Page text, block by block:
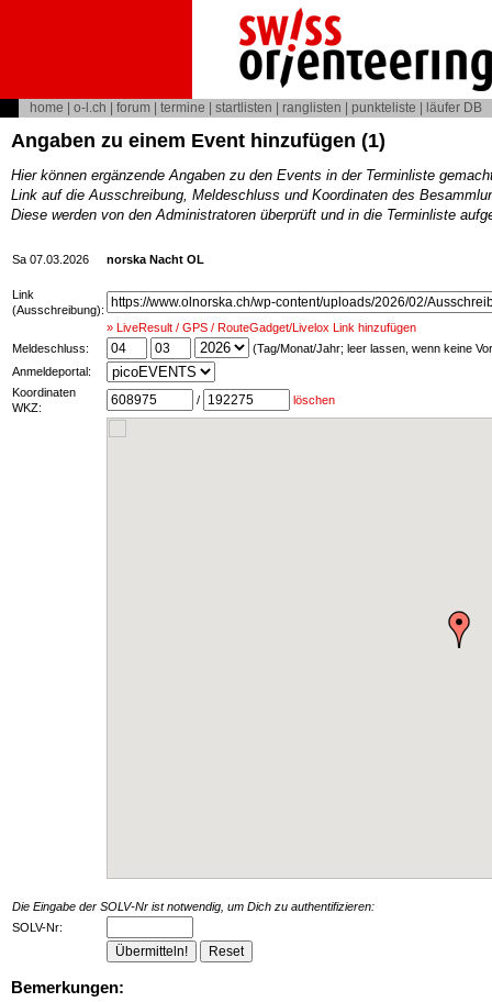
home o-l.ch forum termine startlisten ranglisten punkteliste läufer DB
Angaben zu einem Event hinzufügen (1)
Hier können ergänzende Angaben zu den Events in der Terminliste
Link auf die Ausschreibung, Meldeschluss und Koordinaten des
Diese werden von den Administratoren überprüft und in die Terminliste
Sa 07.03.2026 norska Nacht OL
Link
(Ausschreibung):
» LiveResult / GPS / RouteGadget/Livelox Link hinzufügen
Meldeschluss:
(Tag/Monat/Jahr; leer lassen, wenn keine
Anmeldeportal:
Koordinaten
WKZ:
/ löschen
Die Eingabe der SOLV-Nr ist notwendig, um Dich zu authentifizieren:
SOLV-Nr:
Bemerkungen: